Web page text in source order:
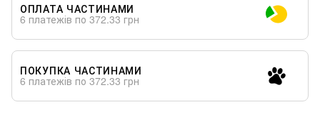
ОПЛАТА ЧАСТИНАМИ
6 платежів по 372.33 грн
ПОКУПКА ЧАСТИНАМИ
6 платежів по 372.33 грн